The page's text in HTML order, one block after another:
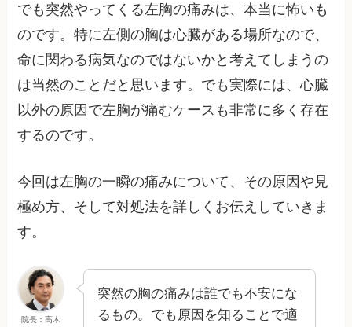
でも突然やってくる左胸の痛みは、本当に怖いも
のです。特に左側の胸は心臓がある場所なので、
命に関わる病気なのではないかと考えてしまうの
は当然のことだと思います。でも実際には、心臓
以外の原因で左胸が痛むケースも非常に多く存在
するのです。
今回は左胸の一瞬の痛みについて、その原因や見
極め方、そして対処法を詳しくお伝えしていきま
す。
院長：高木
突然の胸の痛みは誰でも不安にな
るもの。でも原因を知ることで適